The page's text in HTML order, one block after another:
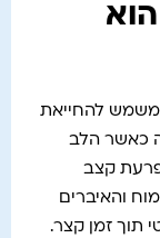
להחייאת
כאשר הלב
קצב
והאיברים
תוך זמן קצר.